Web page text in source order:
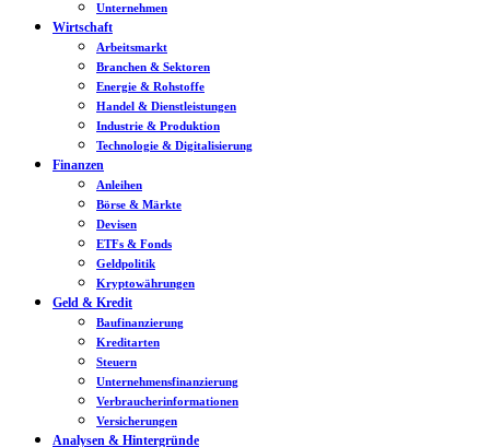
Unternehmen
Wirtschaft
Arbeitsmarkt
Branchen & Sektoren
Energie & Rohstoffe
Handel & Dienstleistungen
Industrie & Produktion
Technologie & Digitalisierung
Finanzen
Anleihen
Börse & Märkte
Devisen
ETFs & Fonds
Geldpolitik
Kryptowährungen
Geld & Kredit
Baufinanzierung
Kreditarten
Steuern
Unternehmensfinanzierung
Verbraucherinformationen
Versicherungen
Analysen & Hintergründe